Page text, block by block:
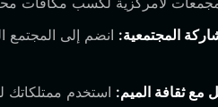
المجتمعية: انضم إلى المجتمع
مع ثقافة الميم: استخدم ممتلكاتك